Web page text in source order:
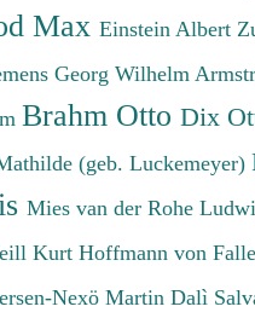
Max Einstein Albert
Georg Wilhelm
Brahm Otto Dix
(geb. Luckemeyer)
Mies van der Rohe
Kurt Hoffmann von
Nexö Martin Dalì